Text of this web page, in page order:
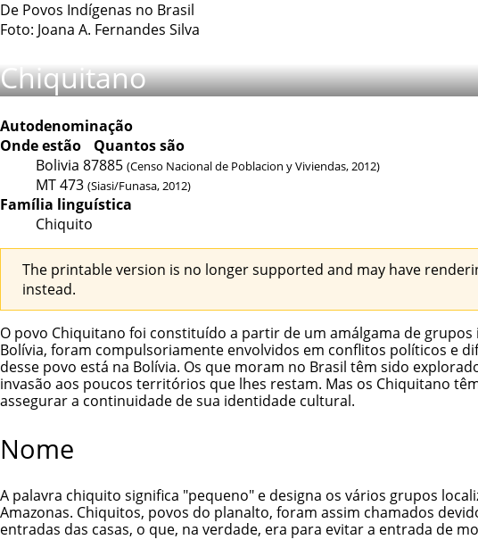
De Povos Indígenas no Brasil
Foto: Joana A. Fernandes Silva
Chiquitano
Autodenominação
Onde estão
Quantos são
Bolivia 87885 (Censo Nacional de Poblacion y Viviendas, 2012)
MT473 (Siasi/Funasa, 2012)
Família linguística
Chiquito
The printable version is no longer supported and may have
instead.
O povo Chiquitano foi constituído a partir de um amálgama de
Bolívia, foram compulsoriamente envolvidos em conflitos políticos e
desse povo está na Bolívia. Os que moram no Brasil têm sido
invasão aos poucos territórios que lhes restam. Mas os Chiquitano
assegurar a continuidade de sua identidade cultural.
Nome
A palavra chiquito significa "pequeno" e designa os vários grupos
Amazonas. Chiquitos, povos do planalto, foram assim chamados
entradas das casas, o que, na verdade, era para evitar a entrada de